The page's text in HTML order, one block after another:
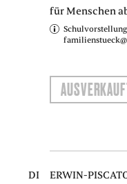
für Menschen
DI ERWIN-